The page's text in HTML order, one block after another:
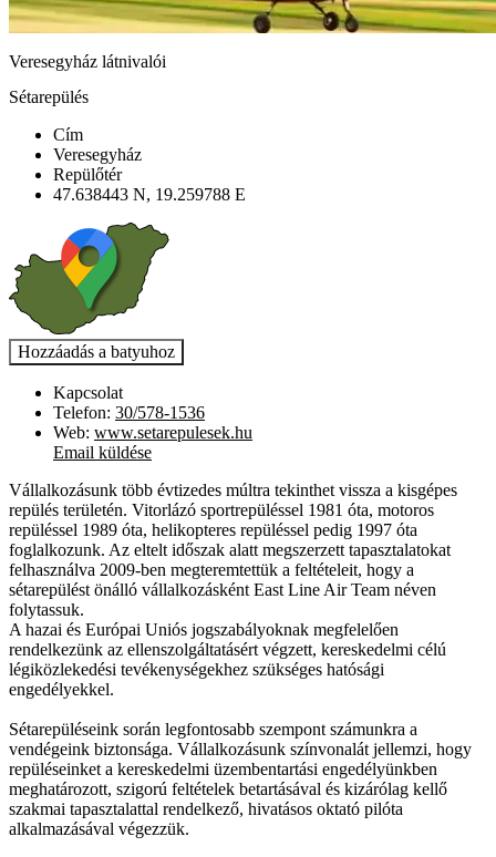
Veresegyház látnivalói
Sétarepülés
Cím
Veresegyház
Repülőtér
47.638443 N, 19.259788 E
Kapcsolat
Telefon: 30/578-1536
Web: www.setarepulesek.hu
Email küldése
Vállalkozásunk több évtizedes múltra tekinthet vissza a kisgépes
repülés területén. Vitorlázó sportrepüléssel 1981 óta, motoros
repüléssel 1989 óta, helikopteres repüléssel pedig 1997 óta
foglalkozunk. Az eltelt időszak alatt megszerzett tapasztalatokat
felhasználva 2009-ben megteremtettük a feltételeit, hogy a
sétarepülést önálló vállalkozásként East Line Air Team néven
folytassuk.
A hazai és Európai Uniós jogszabályoknak megfelelően
rendelkezünk az ellenszolgáltatásért végzett, kereskedelmi célú
légiközlekedési tevékenységekhez szükséges hatósági
engedélyekkel.
Sétarepüléseink során legfontosabb szempont számunkra a
vendégeink biztonsága. Vállalkozásunk színvonalát jellemzi, hogy
repüléseinket a kereskedelmi üzembentartási engedélyünkben
meghatározott, szigorú feltételek betartásával és kizárólag kellő
szakmai tapasztalattal rendelkező, hivatásos oktató pilóta
alkalmazásával végezzük.